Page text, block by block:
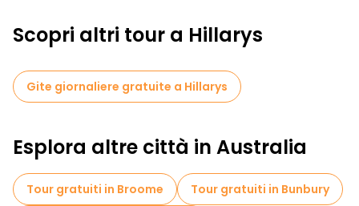
Scopri altri tour a Hillarys
Gite giornaliere gratuite a Hillarys
Esplora altre città in Australia
Tour gratuiti in Broome
Tour gratuiti in Bunbury